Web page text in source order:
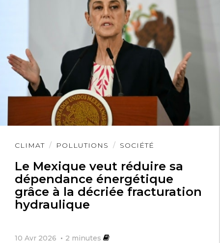
CLIMAT POLLUTIONS SOCIÉTÉ
Le Mexique veut réduire sa
dépendance énergétique
grâce à la décriée fracturation
hydraulique
10 Avr 2026 2 minutes
Lire